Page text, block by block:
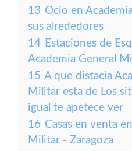
13 Ocio en
sus alrededores
14 Estaciones de
Academia General
15 A que distacia
Militar esta de Los
igual te apetece ver
16 Casas en venta
Militar - Zaragoza